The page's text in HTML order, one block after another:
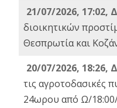
21/07/2026, 17:02,
διοικητικών
Θεσπρωτία και
20/07/2026, 18:26,
τις αγροτοδασικές
24ωρου από Ω/